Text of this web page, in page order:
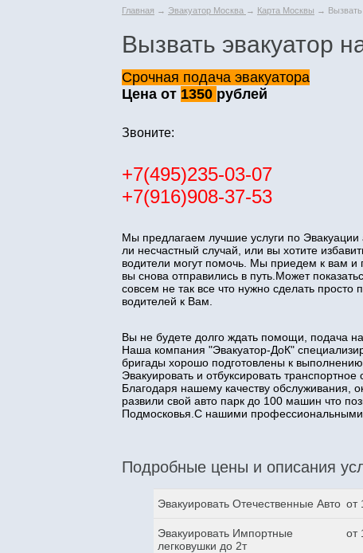
Главная → Эвакуатор Москва → Карта Москвы → Вызвать
Вызвать эвакуатор
Срочная подача эвакуатора
Цена от 1350 рублей
Звоните:
+7(495)235-03-07
+7(916)908-37-53
Мы предлагаем лучшие услуги по
ли несчастный случай, или вы хотите
водители могут помочь. Мы приедем к вам
вы снова отправились в путь.Может
совсем не так все что нужно сделать
водителей к Вам.
Вы не будете долго ждать помощи, подача
Наша компания "Эвакуатор-ДоК"
бригады хорошо подготовлены к
Эвакуировать и отбуксировать
Благодаря нашему качеству обслуживания,
развили свой авто парк до 100 машин что
Подмосковья.С нашими профессиональными
Подробные цены и описания
Эвакуировать Отечественные Авто от
Эвакуировать Импортные
легковушки до 2т
от